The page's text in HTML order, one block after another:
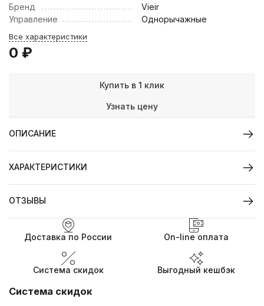
Бренд
Vieir
Управление
Однорычажные
Все характеристики
0 ₽
Купить в 1 клик
Узнать цену
ОПИСАНИЕ
ХАРАКТЕРИСТИКИ
ОТЗЫВЫ
Доставка по России On-line оплата
Система скидок Выгодный кешбэк
Система скидок